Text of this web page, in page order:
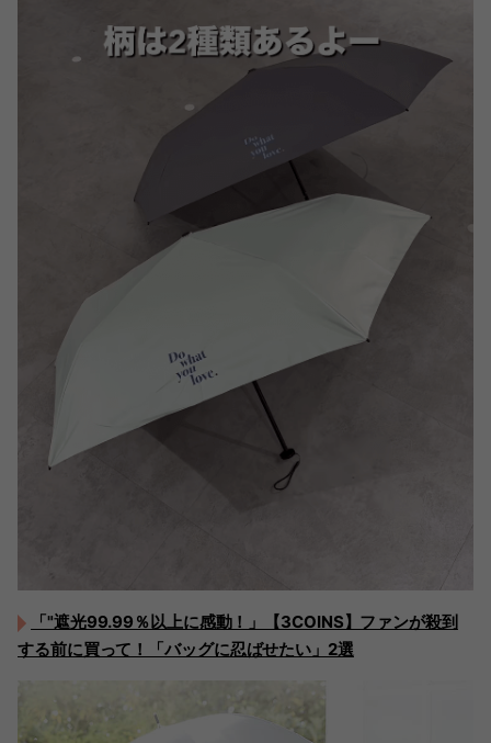
「"遮光99.99％以上に感動！」【3COINS】ファンが殺到
する前に買って！「バッグに忍ばせたい」2選